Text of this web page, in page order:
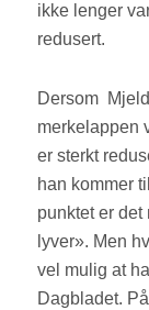
ikke lenger
redusert.
Dersom
merkelappen
er sterkt
han kommer
punktet er
lyver». Men
vel mulig at
Dagbladet.